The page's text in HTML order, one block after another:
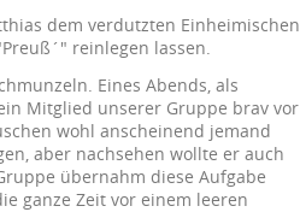
dem verdutzten Einheimischen
reinlegen lassen.
Eines Abends, als
Mitglied unserer Gruppe brav vor
wohl anscheinend jemand
aber nachsehen wollte er auch
übernahm diese Aufgabe
ganze Zeit vor einem leeren